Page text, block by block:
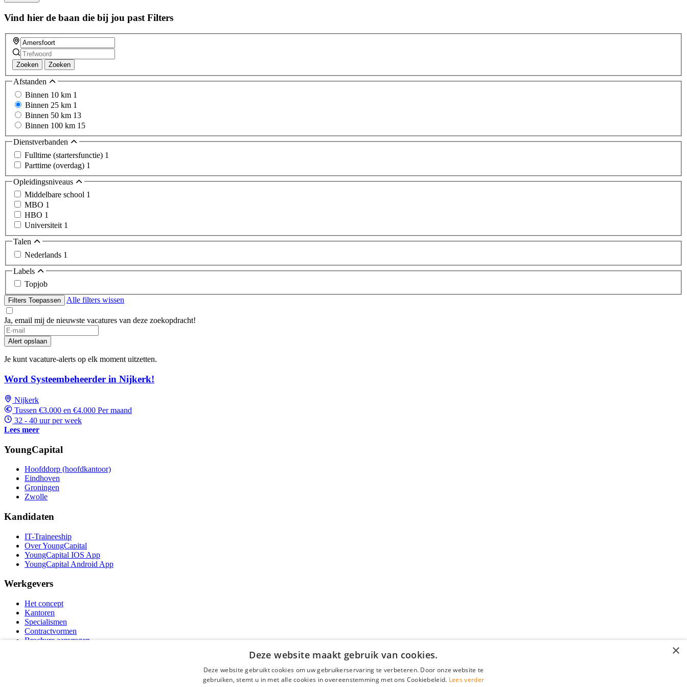
Vind hier de baan die bij jou past Filters
Zoeken Zoeken
Afstanden
Binnen 10 km 1
Binnen 25 km 1
Binnen 50 km 13
Binnen 100 km 15
Dienstverbanden
Fulltime (startersfunctie) 1
Parttime (overdag) 1
Opleidingsniveaus
Middelbare school 1
MBO 1
HBO 1
Universiteit 1
Talen
Nederlands 1
Labels
Topjob
Filters Toepassen Alle filters wissen
Ja, email mij de nieuwste vacatures van deze zoekopdracht!
Alert opslaan
Je kunt vacature-alerts op elk moment uitzetten.
Word Systeembeheerder in Nijkerk!
Nijkerk
Tussen €3.000 en €4.000 Per maand
32 - 40 uur per week
Lees meer
YoungCapital
Hoofddorp (hoofdkantoor)
Eindhoven
Groningen
Zwolle
Kandidaten
IT-Traineeship
Over YoungCapital
YoungCapital IOS App
YoungCapital Android App
Werkgevers
Het concept
Kantoren
Specialismen
Contractvormen
Brochure aanvragen
×
Deze website maakt gebruik van cookies.
Deze website gebruikt cookies om uw gebruikerservaring te verbeteren. Door onze website te
gebruiken, stemt u in met alle cookies in overeenstemming met ons Cookiebeleid. Lees verder